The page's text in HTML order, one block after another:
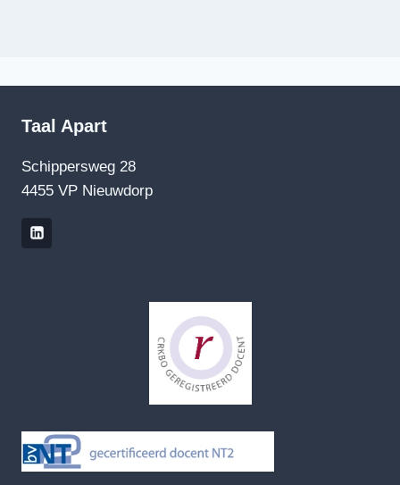
Taal Apart
Schippersweg 28
4455 VP Nieuwdorp